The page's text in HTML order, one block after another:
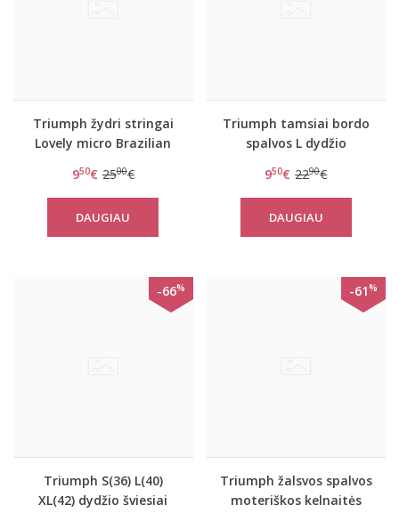
Triumph žydri stringai
Lovely micro Brazilian
950€ 2500€
DAUGIAU
Triumph tamsiai bordo
spalvos L dydžio
Brazilian String
950€ 2290€
DAUGIAU
-66%
Triumph S(36) L(40)
XL(42) dydžio šviesiai
-61%
Triumph žalsvos spalvos
moteriškos kelnaitės